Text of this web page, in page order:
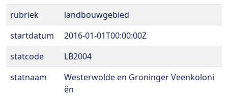
rubriek
landbouwgebied
startdatum
2016-01-01T00:00:00Z
statcode
LB2004
statnaam
Westerwolde en Groninger Veenkoloni
ën